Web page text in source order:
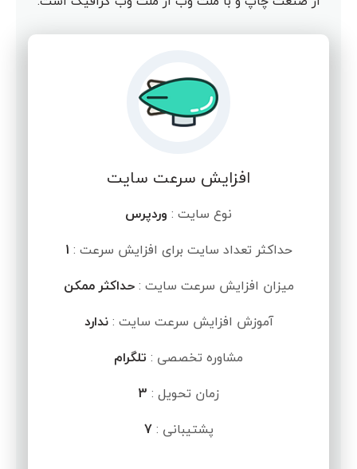
افزایش سرعت سایت
نوع سایت : وردپرس
حداکثر تعداد سایت برای افزایش سرعت : 1
میزان افزایش سرعت سایت :حداکثر ممکن
آموزش افزایش سرعت سایت :ندارد
مشاوره تخصصی : تلگرام
زمان تحویل : 3
پشتیبانی :7